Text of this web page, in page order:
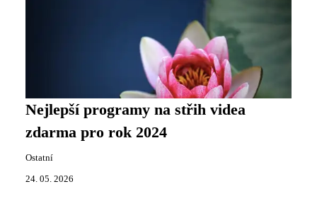
Nejlepší programy na střih videa
zdarma pro rok 2024
Ostatní
24. 05. 2026